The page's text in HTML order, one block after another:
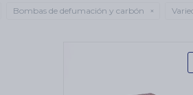
Bombas de defumación y carbón